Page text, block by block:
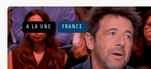
A LA UNE FRANCE